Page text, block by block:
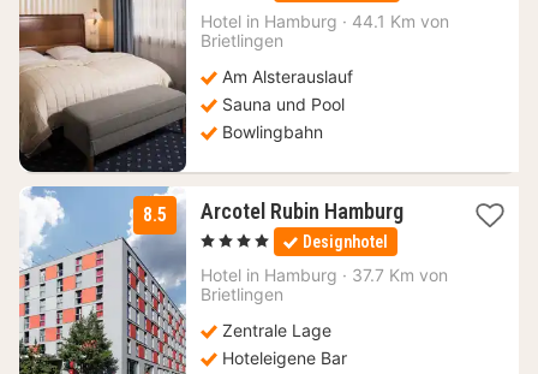
91,33
Hotel in Hamburg · 44.1 Km von
Brietlingen
Am Alsterauslauf
Sauna und Pool
Bowlingbahn
8.5 Arcotel Rubin Hamburg1
104,52
, 4 Sterne Designhotel
Hotel in Hamburg · 37.7 Km von
Brietlingen
Zentrale Lage
Hoteleigene Bar